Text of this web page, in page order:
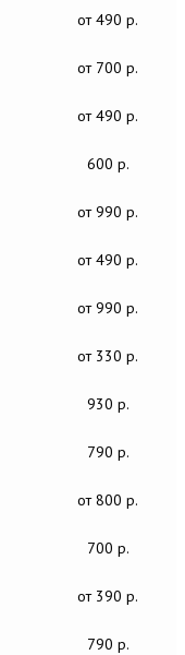
от 490 р.
от 700 р.
от 490 р.
600 р.
от 990 р.
от 490 р.
от 990 р.
от 330 р.
930 р.
790 р.
от 800 р.
700 р.
от 390 р.
790 р.